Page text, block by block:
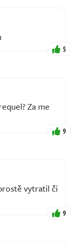
5
Za me
9
vytratil či
9